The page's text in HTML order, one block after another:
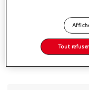
89,90€
dont 1,35€ d'éco part. mobilier.
Tout refuser